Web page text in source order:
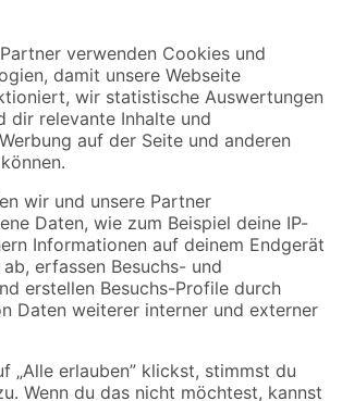
Angebote und Aktionen mehr verpassen!
Versandarten